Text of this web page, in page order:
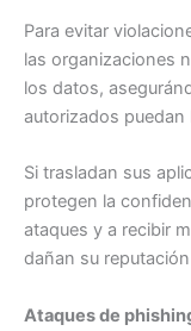
Para evitar
las organizaciones
los datos,
autorizados puedan
Si trasladan sus
protegen la
ataques y a recibir
dañan su
Ataques de